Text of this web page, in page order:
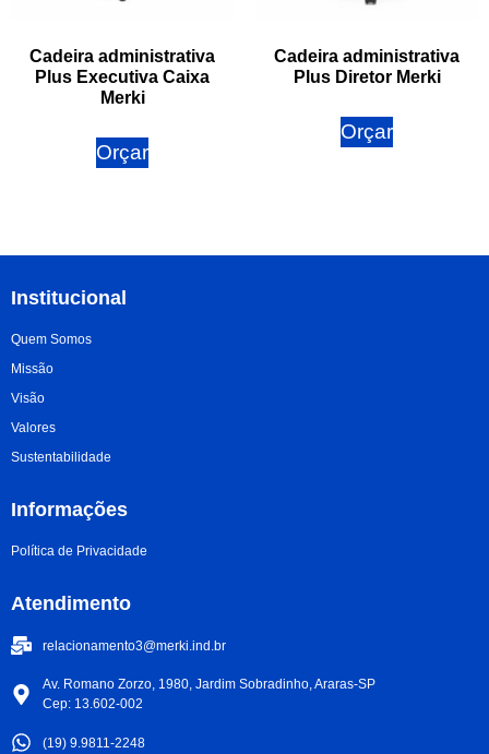
Cadeira administrativa
Plus Executiva Caixa
Merki
Orçar
Cadeira administrativa
Plus Diretor Merki
Orçar
Institucional
Quem Somos
Missão
Visão
Valores
Sustentabilidade
Informações
Política de Privacidade
Atendimento
relacionamento3@merki.ind.br
Av. Romano Zorzo, 1980, Jardim Sobradinho, Araras-SP
Cep: 13.602-002
(19) 9.9811-2248